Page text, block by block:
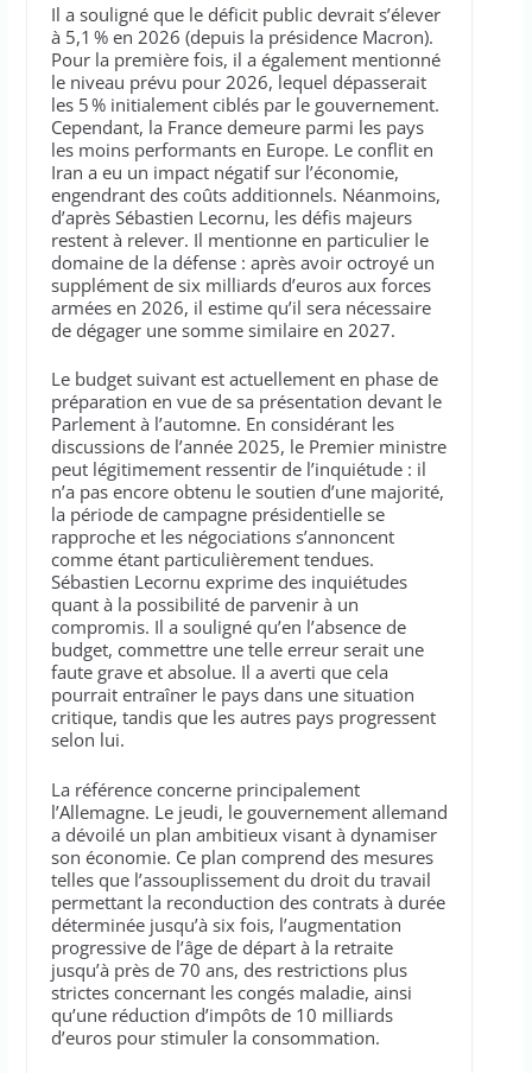
Il a souligné que le déficit public devrait s’élever
à 5,1 % en 2026 (depuis la présidence Macron).
Pour la première fois, il a également mentionné
le niveau prévu pour 2026, lequel dépasserait
les 5 % initialement ciblés par le gouvernement.
Cependant, la France demeure parmi les pays
les moins performants en Europe. Le conflit en
Iran a eu un impact négatif sur l’économie,
engendrant des coûts additionnels. Néanmoins,
d’après Sébastien Lecornu, les défis majeurs
restent à relever. Il mentionne en particulier le
domaine de la défense : après avoir octroyé un
supplément de six milliards d’euros aux forces
armées en 2026, il estime qu’il sera nécessaire
de dégager une somme similaire en 2027.
Le budget suivant est actuellement en phase de
préparation en vue de sa présentation devant le
Parlement à l’automne. En considérant les
discussions de l’année 2025, le Premier ministre
peut légitimement ressentir de l’inquiétude : il
n’a pas encore obtenu le soutien d’une majorité,
la période de campagne présidentielle se
rapproche et les négociations s’annoncent
comme étant particulièrement tendues.
Sébastien Lecornu exprime des inquiétudes
quant à la possibilité de parvenir à un
compromis. Il a souligné qu’en l’absence de
budget, commettre une telle erreur serait une
faute grave et absolue. Il a averti que cela
pourrait entraîner le pays dans une situation
critique, tandis que les autres pays progressent
selon lui.
La référence concerne principalement
l’Allemagne. Le jeudi, le gouvernement allemand
a dévoilé un plan ambitieux visant à dynamiser
son économie. Ce plan comprend des mesures
telles que l’assouplissement du droit du travail
permettant la reconduction des contrats à durée
déterminée jusqu’à six fois, l’augmentation
progressive de l’âge de départ à la retraite
jusqu’à près de 70 ans, des restrictions plus
strictes concernant les congés maladie, ainsi
qu’une réduction d’impôts de 10 milliards
d’euros pour stimuler la consommation.